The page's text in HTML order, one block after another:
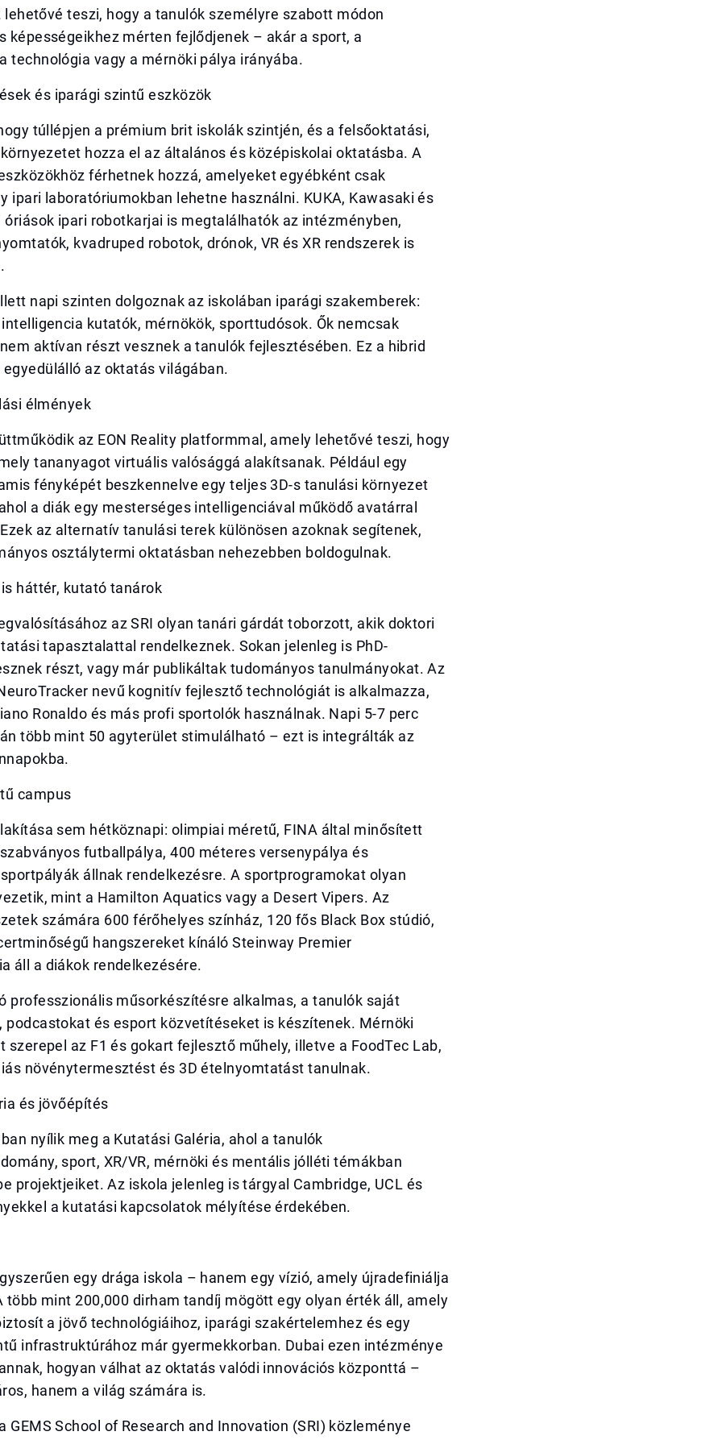
lehetővé teszi, hogy a tanulók személyre szabott módon
képességeikhez mérten fejlődjenek – akár a sport, a
technológia vagy a mérnöki pálya irányába.
és iparági szintű eszközök
túllépjen a prémium brit iskolák szintjén, és a felsőoktatási,
hozza el az általános és középiskolai oktatásba. A
férhetnek hozzá, amelyeket egyébként csak
ipari laboratóriumokban lehetne használni. KUKA, Kawasaki és
ipari robotkarjai is megtalálhatók az intézményben,
kvadruped robotok, drónok, VR és XR rendszerek is
napi szinten dolgoznak az iskolában iparági szakemberek:
kutatók, mérnökök, sporttudósok. Ők nemcsak
aktívan részt vesznek a tanulók fejlesztésében. Ez a hibrid
az oktatás világában.
élmények
az EON Reality platformmal, amely lehetővé teszi, hogy
tananyagot virtuális valósággá alakítsanak. Például egy
fényképét beszkennelve egy teljes 3D-s tanulási környezet
a diák egy mesterséges intelligenciával működő avatárral
az alternatív tanulási terek különösen azoknak segítenek,
osztálytermi oktatásban nehezebben boldogulnak.
háttér, kutató tanárok
az SRI olyan tanári gárdát toborzott, akik doktori
tapasztalattal rendelkeznek. Sokan jelenleg is PhD-
részt, vagy már publikáltak tudományos tanulmányokat. Az
nevű kognitív fejlesztő technológiát is alkalmazza,
Ronaldo és más profi sportolók használnak. Napi 5-7 perc
több mint 50 agyterület stimulálható – ezt is integrálták az
campus
sem hétköznapi: olimpiai méretű, FINA által minősített
futballpálya, 400 méteres versenypálya és
állnak rendelkezésre. A sportprogramokat olyan
mint a Hamilton Aquatics vagy a Desert Vipers. Az
számára 600 férőhelyes színház, 120 fős Black Box stúdió,
hangszereket kínáló Steinway Premier
áll a diákok rendelkezésére.
professzionális műsorkészítésre alkalmas, a tanulók saját
podcastokat és esport közvetítéseket is készítenek. Mérnöki
szerepel az F1 és gokart fejlesztő műhely, illetve a FoodTec Lab,
növénytermesztést és 3D ételnyomtatást tanulnak.
és jövőépítés
nyílik meg a Kutatási Galéria, ahol a tanulók
sport, XR/VR, mérnöki és mentális jólléti témákban
projektjeiket. Az iskola jelenleg is tárgyal Cambridge, UCL és
a kutatási kapcsolatok mélyítése érdekében.
egy drága iskola – hanem egy vízió, amely újradefiniálja
több mint 200,000 dirham tandíj mögött egy olyan érték áll, amely
a jövő technológiáihoz, iparági szakértelemhez és egy
infrastruktúrához már gyermekkorban. Dubai ezen intézménye
hogyan válhat az oktatás valódi innovációs központtá –
hanem a világ számára is.
GEMS School of Research and Innovation (SRI) közleménye